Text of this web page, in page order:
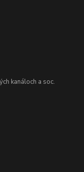
kanáloch a soc.